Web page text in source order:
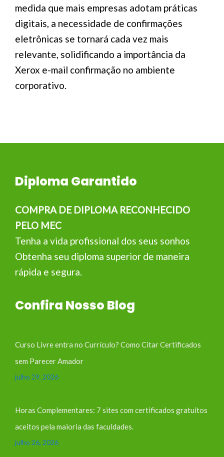
medida que mais empresas adotam práticas
digitais, a necessidade de confirmações
eletrônicas se tornará cada vez mais
relevante, solidificando a importância da
Xerox e-mail confirmação no ambiente
corporativo.
Diploma Garantido
COMPRA DE DIPLOMA RECONHECIDO
PELO MEC
Tenha a vida profissional dos seus sonhos
Obtenha seu diploma superior de maneira
rápida e segura.
Confira Nosso Blog
Curso Livre entra no Currículo? Como Citar Certificados
sem Parecer Amador
julho 29, 2026
Horas Complementares: 7 sites com certificados gratuitos
aceitos pela maioria das faculdades.
julho 26, 2026